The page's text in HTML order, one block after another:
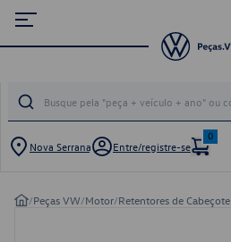
Nova Serrana Entre/registre-se
0
/Peças VW/Motor/Retentores de Cabeçote